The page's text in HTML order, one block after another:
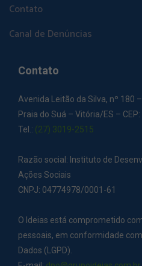
Contato
Canal de Denúncias
Contato
Avenida Leitão da Silva, nº 180
Praia do Suá – Vitória/ES –
Tel.: (27) 3019-2515
Razão social: Instituto de
Ações Sociais
CNPJ: 04774978/0001-61
O Ideias está comprometido
pessoais, em conformidade
Dados (LGPD).